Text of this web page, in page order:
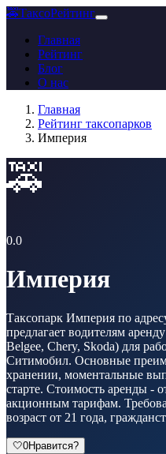
🚕ТаксоРейтинг
Главная
Рейтинг
Блог
О нас
Главная
Рейтинг таксопарков
Империя
🚕
0.0
Империя
Таксопарк Империя по
предлагает водителям
Belgee, Chery, Skoda) для
Ситимобил. Основные
хранении, моментальные
старте. Стоимость аренды -
акционным тарифам.
возраст от 21 года,
🤍0Нравится?